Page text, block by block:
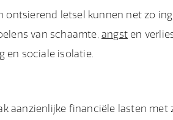
ontsierend letsel kunnen net zo
van schaamte,angst en
en sociale isolatie.
aanzienlijke financiële lasten met